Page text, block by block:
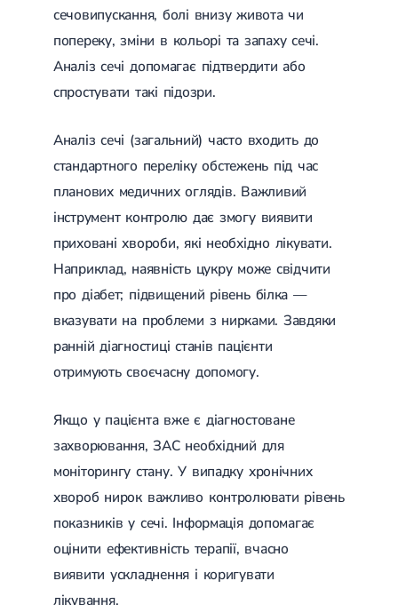
сечовипускання, болі внизу живота чи
попереку, зміни в кольорі та запаху сечі.
Аналіз сечі допомагає підтвердити або
спростувати такі підозри.
Аналіз сечі (загальний) часто входить до
стандартного переліку обстежень під час
планових медичних оглядів. Важливий
інструмент контролю дає змогу виявити
приховані хвороби, які необхідно лікувати.
Наприклад, наявність цукру може свідчити
про діабет; підвищений рівень білка —
вказувати на проблеми з нирками. Завдяки
ранній діагностиці станів пацієнти
отримують своєчасну допомогу.
Якщо у пацієнта вже є діагностоване
захворювання, ЗАС необхідний для
моніторингу стану. У випадку хронічних
хвороб нирок важливо контролювати рівень
показників у сечі. Інформація допомагає
оцінити ефективність терапії, вчасно
виявити ускладнення і коригувати
лікування.